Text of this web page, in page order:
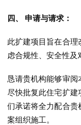
四、 申请与请求：
此扩建项目旨在合
虑合规性、安全性及
恳请贵机构能够审阅
尽快批复此住宅扩
们承诺将全力配合
案组织施工。